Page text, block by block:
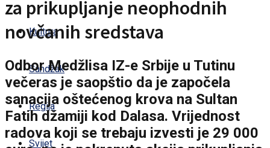
Kultura
Sandžak
Regija
Svijet
za prikupljanje neophodnih
novčanih sredstava
Odbor Medžlisa IZ-e Srbije u Tutinu
večeras je saopštio da je započela
sanacija oštećenog krova na Sultan
Fatih džamiji kod Dalasa. Vrijednost
radova koji se trebaju izvesti je 29 000